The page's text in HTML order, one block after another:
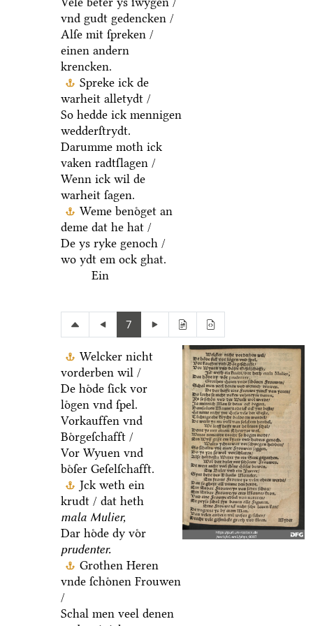
vnd gudt gedencken /
Alſe mit ſpreken /
einen andern
krencken.
Spreke ick de
warheit alletydt /
So hedde ick mennigen
wedderſtrydt.
Darumme moth ick
vaken radtſlagen /
Wenn ick wil de
warheit ſagen.
Weme benoͤget an
deme dat he hat /
De ys ryke genoch /
wo ydt em ock ghat.
Ein
7
Welcker nicht
vorderben wil /
De hoͤde ſick vor
loͤgen vnd ſpel.
Vorkauffen vnd
Boͤrgeſchafft /
Vor Wyuen vnd
boͤſer Geſelſchafft.
Jck weth ein
krudt / dat heth
mala Mulier,
Dar hoͤde dy voͤr
prudenter.
Grothen Heren
vnde ſchoͤnen Frouwen
/
Schal men veel denen